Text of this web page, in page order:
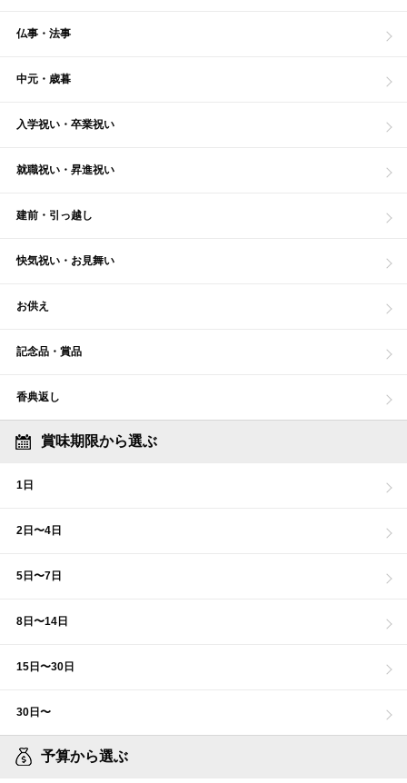
仏事・法事
中元・歳暮
入学祝い・卒業祝い
就職祝い・昇進祝い
建前・引っ越し
快気祝い・お見舞い
お供え
記念品・賞品
香典返し
賞味期限から選ぶ
1日
2日〜4日
5日〜7日
8日〜14日
15日〜30日
30日〜
予算から選ぶ